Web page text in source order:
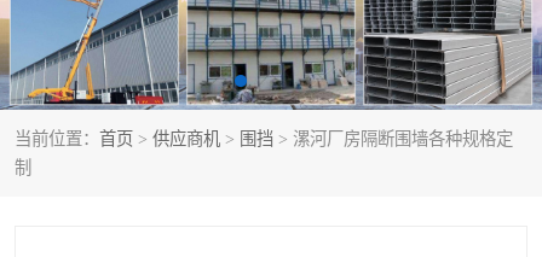
当前位置： 首页 > 供应商机 > 围挡 > 漯河厂房隔断围墙各种规格定
制
CZ型钢 FRP采光板
PC多层板 PC耐力板
建筑围挡 楼层板